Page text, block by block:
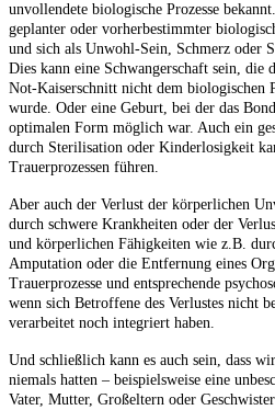
unvollendete biologische Prozesse
geplanter oder vorherbestimmter
und sich als Unwohl-Sein, Schmerz oder
Dies kann eine Schwangerschaft sein, die
Not-Kaiserschnitt nicht dem biologischen
wurde. Oder eine Geburt, bei der das
optimalen Form möglich war. Auch ein
durch Sterilisation oder Kinderlosigkeit
Trauerprozessen führen.
Aber auch der Verlust der körperlichen
durch schwere Krankheiten oder der
und körperlichen Fähigkeiten wie z.B.
Amputation oder die Entfernung eines
Trauerprozesse und entsprechende
wenn sich Betroffene des Verlustes nicht
verarbeitet noch integriert haben.
Und schließlich kann es auch sein, dass
niemals hatten – beispielsweise eine
Vater, Mutter, Großeltern oder